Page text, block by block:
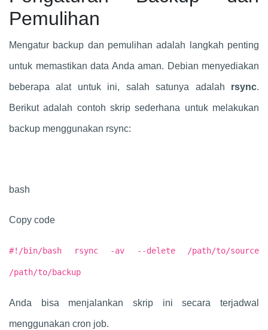
Pemulihan
Mengatur backup dan pemulihan adalah langkah penting
untuk memastikan data Anda aman. Debian menyediakan
beberapa alat untuk ini, salah satunya adalah rsync.
Berikut adalah contoh skrip sederhana untuk melakukan
backup menggunakan rsync:
bash
Copy code
#!/bin/bash rsync -av --delete /path/to/source
/path/to/backup
Anda bisa menjalankan skrip ini secara terjadwal
menggunakan cron job.